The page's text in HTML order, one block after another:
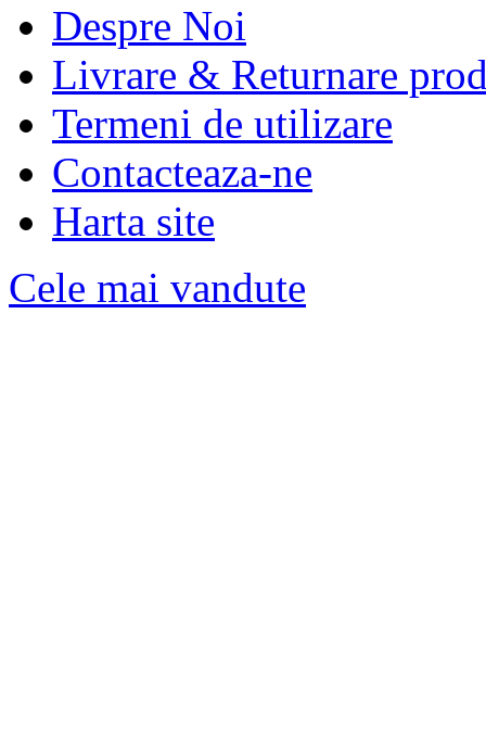
Despre Noi
Livrare & Returnare
Termeni de utilizare
Contacteaza-ne
Harta site
Cele mai vandute